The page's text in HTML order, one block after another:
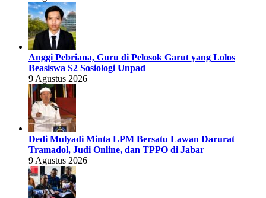
Anggi Pebriana, Guru di Pelosok Garut yang Lolos
Beasiswa S2 Sosiologi Unpad
9 Agustus 2026
Dedi Mulyadi Minta LPM Bersatu Lawan Darurat
Tramadol, Judi Online, dan TPPO di Jabar
9 Agustus 2026